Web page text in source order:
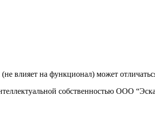
(не влияет на функционал) может
собственностью ООО